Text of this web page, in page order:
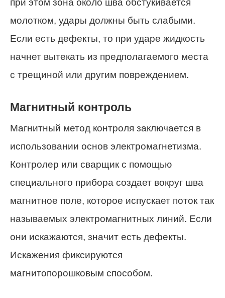
молотком, удары должны быть слабыми.
Если есть дефекты, то при ударе жидкость
начнет вытекать из предполагаемого места
с трещиной или другим повреждением.
Магнитный контроль
Магнитный метод контроля заключается в
использовании основ электромагнетизма.
Контролер или сварщик с помощью
специального прибора создает вокруг шва
магнитное поле, которое испускает поток так
называемых электромагнитных линий. Если
они искажаются, значит есть дефекты.
Искажения фиксируются
магнитопорошковым способом.